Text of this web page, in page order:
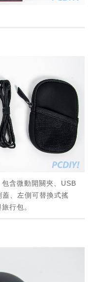
含微動開關夾、USB
、左側可替換式搖
行包。